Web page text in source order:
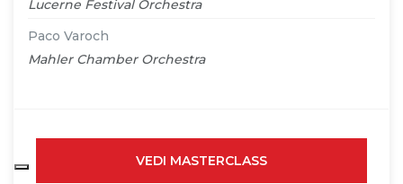
Lucerne Festival Orchestra
Paco Varoch
Mahler Chamber Orchestra
VEDI MASTERCLASS